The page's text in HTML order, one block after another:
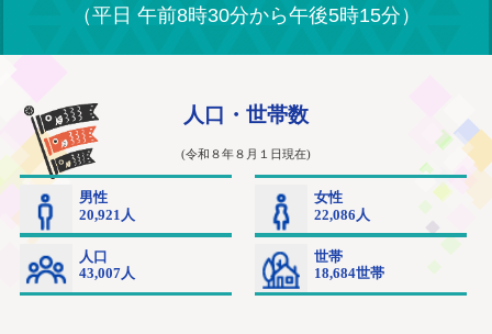
（平日 午前8時30分から午後5時15分）